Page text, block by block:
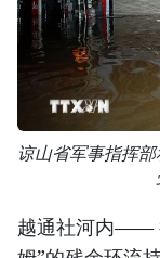
谅山省军事指挥
越通社河内——